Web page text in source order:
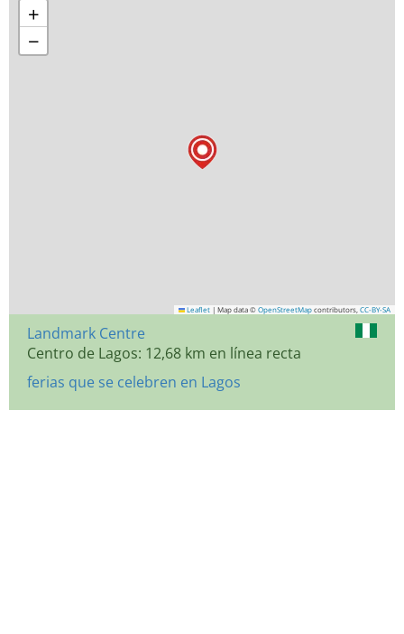
+
−
Leaflet | Map data © OpenStreetMap contributors, CC-BY-SA
Landmark Centre
Centro de Lagos: 12,68 km en línea recta
ferias que se celebren en Lagos